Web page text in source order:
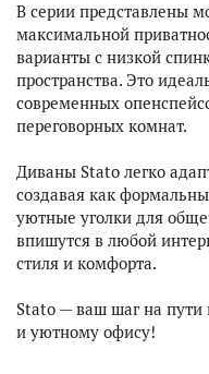
В серии представлены
максимальной
варианты с низкой
пространства. Это
современных
переговорных комнат.
Диваны Stato легко
создавая как
уютные уголки для
впишутся в любой
стиля и комфорта.
Stato — ваш шаг на пути
и уютному офису!